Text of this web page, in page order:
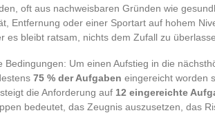
oft aus nachweisbaren Gründen wie
Entfernung oder einer Sportart auf hohem
es bleibt ratsam, nichts dem Zufall zu
Bedingungen: Um einen Aufstieg in die
75 % der Aufgaben eingereicht worden
die Anforderung auf 12 eingereichte
bedeutet, das Zeugnis auszusetzen, das